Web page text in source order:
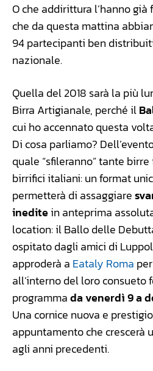
O che addirittura l’hanno
che da questa mattina
94 partecipanti ben
nazionale.
Quella del 2018 sarà la più
Birra Artigianale, perché il
cui ho accennato questa
Di cosa parliamo?
quale “sfileranno” tante
birrifici italiani: un format
permetterà di assaggiare
ineditein anteprima
location: il Ballo delle
ospitato dagli amici di
approderà a Eataly Roma
all’interno del loro consueto
programmada venerdì 9 a
Una cornice nuova e
appuntamento che
agli anni precedenti.